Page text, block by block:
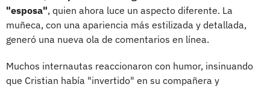
"esposa", quien ahora luce un aspecto diferente. La
muñeca, con una apariencia más estilizada y detallada,
generó una nueva ola de comentarios en línea.
Muchos internautas reaccionaron con humor, insinuando
que Cristian había "invertido" en su compañera y